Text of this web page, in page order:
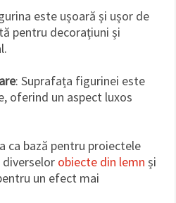
este ușoară și ușor de
pentru decorațiuni și
: Suprafața figurinei este
oferind un aspect luxos
ca bază pentru proiectele
diverselor obiecte din lemn și
un efect mai